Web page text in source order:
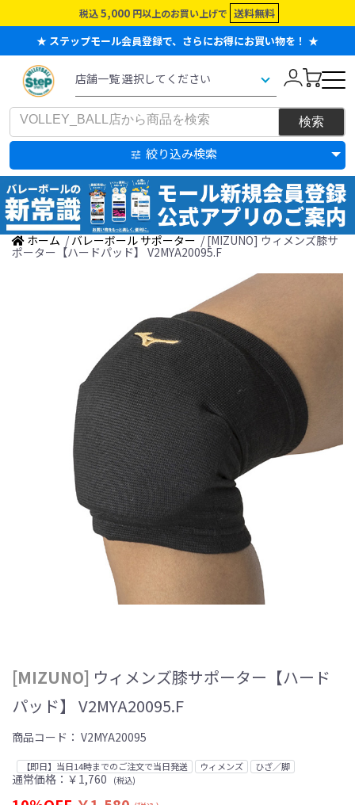
税込 5,000 円以上のお買い上げで 送料無料
★ ステップモール会員登録で、さらにお得にお買い物を！ ★
絞り込み検索
ホーム / バレーボール サポーター / [MIZUNO] ウィメンズ膝サ
ポーター【ハードパッド】 V2MYA20095.F
[MIZUNO] ウィメンズ膝サポーター【ハード
パッド】 V2MYA20095.F
商品コード： V2MYA20095
【即日】当日14時までのご注文で当日発送 ウィメンズ ひざ／脚
通常価格：￥1,760 (税込)